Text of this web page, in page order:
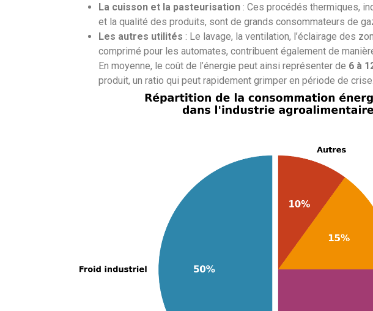
La cuisson et la pasteurisation: Ces procédés thermiques,
et la qualité des produits, sont de grands consommateurs de
Les autres utilités : Le lavage, la ventilation, l’éclairage des
comprimé pour les automates, contribuent également de
En moyenne, le coût de l’énergie peut ainsi représenter de 6 à
produit, un ratio qui peut rapidement grimper en période de crise.